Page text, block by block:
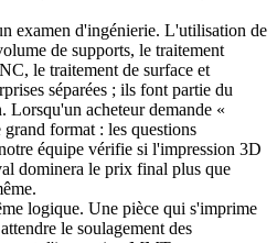
examen d'ingénierie. L'utilisation de
de supports, le traitement
le traitement de surface et
séparées ; ils font partie du
Lorsqu'un acheteur demande «
format : les questions
équipe vérifie si l'impression 3D
dominera le prix final plus que
logique. Une pièce qui s'imprime
le soulagement des